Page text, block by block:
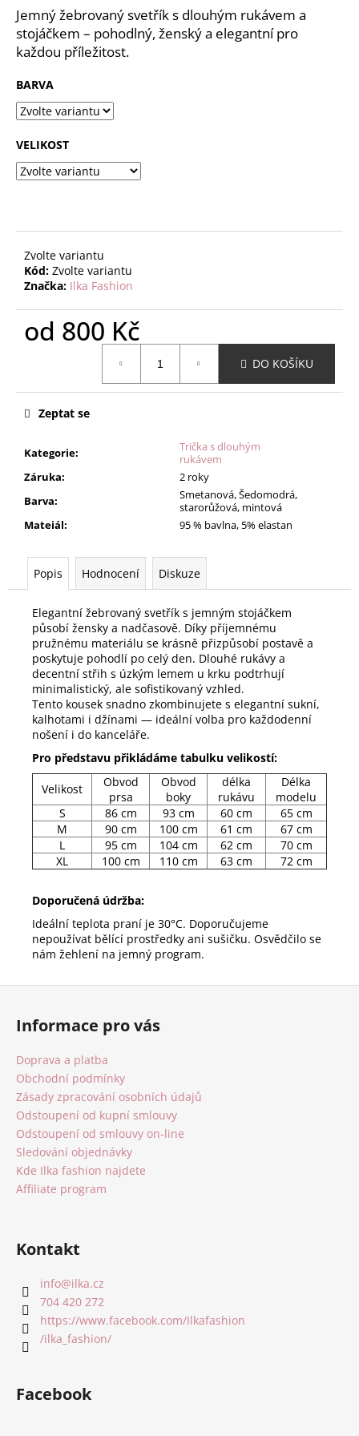
z
5
hvězdiček.
Jemný žebrovaný svetřík s dlouhým rukávem a
stojáčkem – pohodlný, ženský a elegantní pro
každou příležitost.
BARVA
VELIKOST
Zvolte variantu
Kód: Zvolte variantu
Značka: Ilka Fashion
od 800 Kč
DO KOŠÍKU
Kategorie:
Trička s dlouhým
rukávem
Záruka:
2 roky
Barva:
Smetanová, Šedomodrá,
starorůžová, mintová
Mateiál: 95 % bavlna, 5% elastan
Zeptat se
Popis Hodnocení Diskuze
Elegantní žebrovaný svetřík s jemným stojáčkem
působí žensky a nadčasově. Díky příjemnému
pružnému materiálu se krásně přizpůsobí postavě a
poskytuje pohodlí po celý den. Dlouhé rukávy a
decentní střih s úzkým lemem u krku podtrhují
minimalistický, ale sofistikovaný vzhled.
Tento kousek snadno zkombinujete s elegantní sukní,
kalhotami i džínami — ideální volba pro každodenní
nošení i do kanceláře.
Pro představu přikládáme tabulku velikostí:
Velikost
Obvod
prsa
Obvod
boky
délka
rukávu
Délka
modelu
S
86 cm 93 cm 60 cm
65 cm
M
90 cm 100 cm 61 cm
67 cm
L
95 cm 104 cm 62 cm
70 cm
XL
100 cm 110 cm 63 cm 72 cm
Doporučená údržba:
Ideální teplota praní je 30°C. Doporučujeme
nepoužívat bělící prostředky ani sušičku. Osvědčilo se
nám žehlení na jemný program.
u
j
e
e
Z
Informace pro vás
Doprava a platba
Obchodní podmínky
Zásady zpracování osobních údajů
Odstoupení od kupní smlouvy
Odstoupení od smlouvy on-line
Sledování objednávky
Kde Ilka fashion najdete
Affiliate program
Kontakt
info@ilka.cz
704 420 272
https://www.facebook.com/Ilkafashion
/ilka_fashion/
Facebook